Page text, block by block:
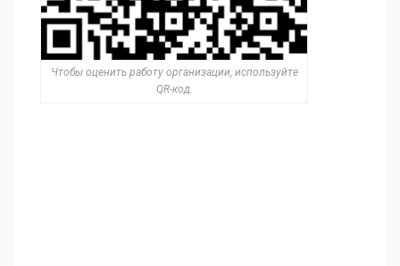
Чтобы оценить работу организации, используйте
QR-код.